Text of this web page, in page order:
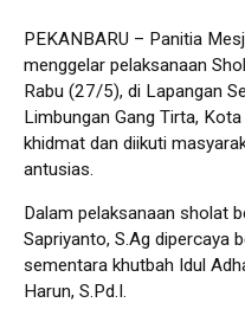
PEKANBARU – Panitia
menggelar pelaksanaan
Rabu (27/5), di Lapangan
Limbungan Gang Tirta,
khidmat dan diikuti
antusias.
Dalam pelaksanaan sholat
Sapriyanto, S.Ag dipercaya
sementara khutbah Idul
Harun, S.Pd.I.